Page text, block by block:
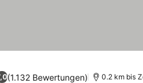
(1.132 Bewertungen) 0.2 km bis